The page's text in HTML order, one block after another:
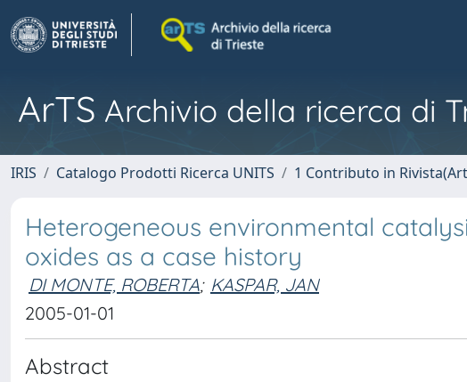
ArTS Archivio della ricerca di
IRIS Catalogo Prodotti Ricerca UNITS 1 Contributo in
Heterogeneous environmental
oxides as a case history
DI MONTE, ROBERTA; KASPAR, JAN
2005-01-01
Abstract